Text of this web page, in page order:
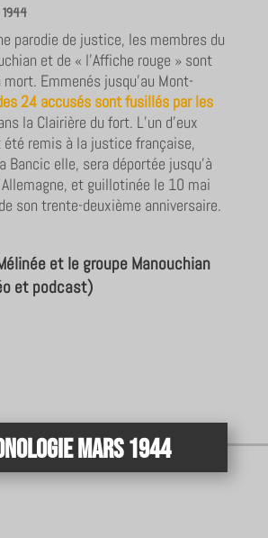
parodie de justice, les membres du
et de « l’Affiche rouge » sont
Emmenés jusqu’au Mont-
24 accusés sont fusillés par les
la Clairière du fort. L’un d’eux
remis à la justice française,
Bancic elle, sera déportée jusqu’à
et guillotinée le 10 mai
son trente-deuxième anniversaire.
et le groupe Manouchian
et podcast)
Mars 1944